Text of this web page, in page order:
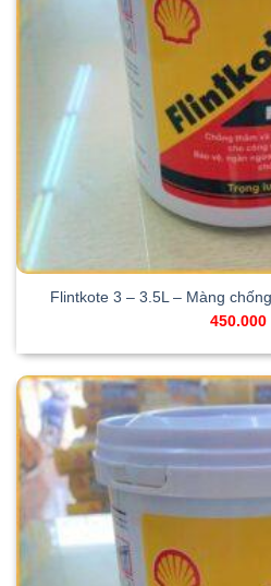
Flintkote 3 – 3.5L – Màng
450.000